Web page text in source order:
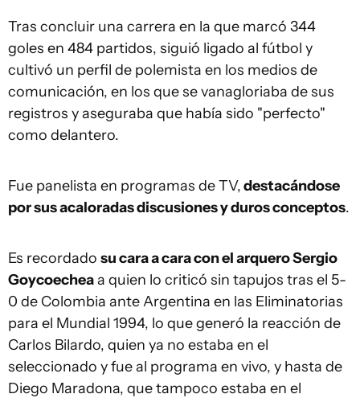
Tras concluir una carrera en la que marcó 344
goles en 484 partidos, siguió ligado al fútbol y
cultivó un perfil de polemista en los medios de
comunicación, en los que se vanagloriaba de sus
registros y aseguraba que había sido "perfecto"
como delantero.
Fue panelista en programas de TV,destacándose
por sus acaloradas discusiones y duros conceptos.
Es recordado su cara a cara con el arquero Sergio
Goycoecheaa quien lo criticó sin tapujos tras el 5-
0 de Colombia ante Argentina en las Eliminatorias
para el Mundial 1994, lo que generó la reacción de
Carlos Bilardo, quien ya no estaba en el
seleccionado y fue al programa en vivo, y hasta de
Diego Maradona, que tampoco estaba en el